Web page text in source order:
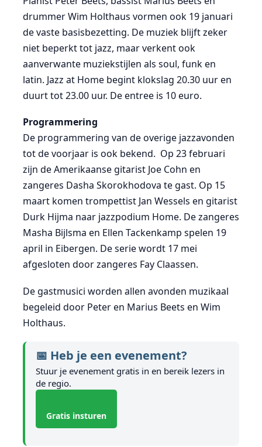
drummer Wim Holthaus vormen ook 19 januari
de vaste basisbezetting. De muziek blijft zeker
niet beperkt tot jazz, maar verkent ook
aanverwante muziekstijlen als soul, funk en
latin. Jazz at Home begint klokslag 20.30 uur en
duurt tot 23.00 uur. De entree is 10 euro.
Programmering
De programmering van de overige jazzavonden
tot de voorjaar is ook bekend. Op 23 februari
zijn de Amerikaanse gitarist Joe Cohn en
zangeres Dasha Skorokhodova te gast. Op 15
maart komen trompettist Jan Wessels en gitarist
Durk Hijma naar jazzpodium Home. De zangeres
Masha Bijlsma en Ellen Tackenkamp spelen 19
april in Eibergen. De serie wordt 17 mei
afgesloten door zangeres Fay Claassen.
De gastmusici worden allen avonden muzikaal
begeleid door Peter en Marius Beets en Wim
Holthaus.
📅 Heb je een evenement?
Stuur je evenement gratis in en bereik lezers in
de regio.
Gratis insturen